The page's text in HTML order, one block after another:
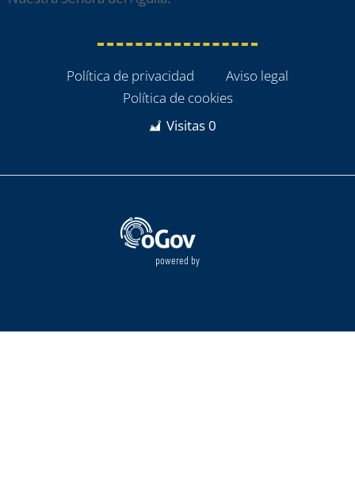
Política de privacidad
Aviso legal
Política de cookies
Visitas0
powered by